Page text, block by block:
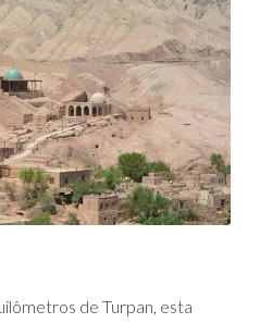
de Turpan, esta